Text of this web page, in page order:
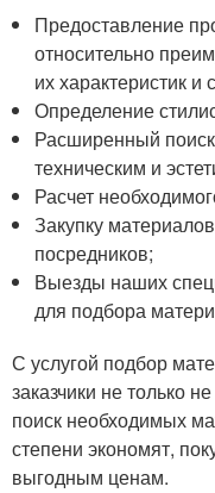
Предоставление
относительно
их характеристик и
Определение
Расширенный
техническим и
Расчет
Закупку
посредников;
Выезды наших
для подбора
С услугой подбор
заказчики не только
поиск необходимых
степени экономят,
выгодным ценам.